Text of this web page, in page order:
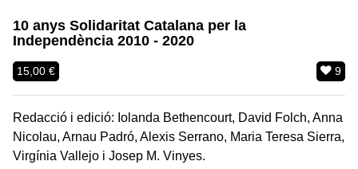
10 anys Solidaritat Catalana per la
Independència 2010 - 2020
15,00 € 9
Redacció i edició: Iolanda Bethencourt, David Folch, Anna
Nicolau, Arnau Padró, Alexis Serrano, Maria Teresa Sierra,
Virgínia Vallejo i Josep M. Vinyes.